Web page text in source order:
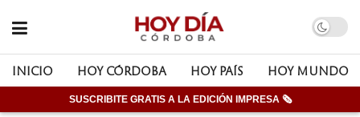
INICIO HOY CÓRDOBA HOY PAÍS HOY MUNDO
SUSCRIBITE GRATIS A LA EDICIÓN IMPRESA 🗞